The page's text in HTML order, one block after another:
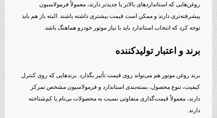
روغن‌هایی که استانداردهای بالاتر یا جدیدتر دارند، معمولاً فرمولاسیون
پیشرفته‌تری دارند و ممکن است قیمت بیشتری داشته باشند. البته باز هم باید
توجه کرد که انتخاب استاندارد باید با نیاز موتور خودرو هماهنگ باشد.
برند و اعتبار تولیدکننده
برند روغن موتور هم می‌تواند روی قیمت تأثیر بگذارد. برندهایی که روی کنترل
کیفیت، تنوع محصول، بسته‌بندی استاندارد و فرمولاسیون مشخص تمرکز
دارند، معمولاً قیمت‌گذاری متفاوتی نسبت به محصولات بی‌نام یا کم‌شناخته
دارند.